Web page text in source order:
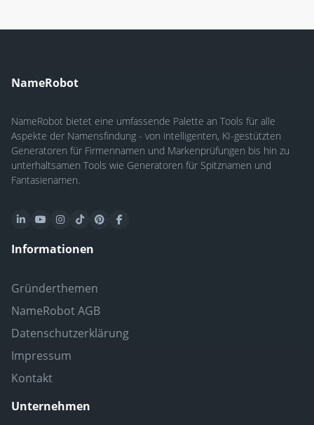
NameRobot
NameRobot bietet eine umfassende Palette an Tools für alle
Aspekte der Namensfindung - von intelligenten, KI-gestützten
Generatoren für Firmennamen und Markenprüfungen bis hin zu
unterhaltsamen Tools wie Generatoren für Spitznamen und
Fantasienamen.
Informationen
Gründerthemen
NameRobot AGB
Datenschutzerklärung
Impressum
Kontakt
Unternehmen